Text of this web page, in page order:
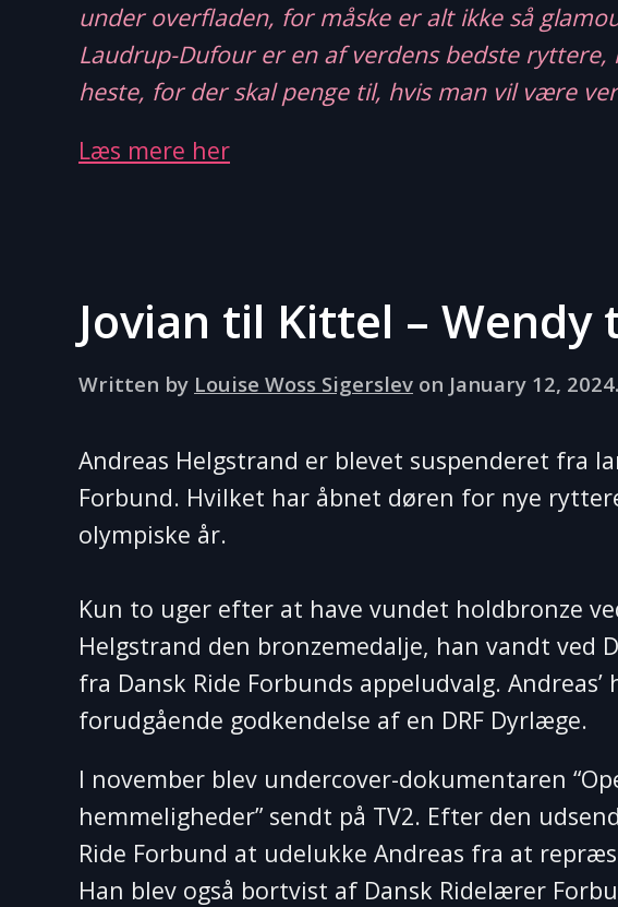
under overfladen, for måske er alt ikke så
Laudrup-Dufour er en af verdens bedste
heste, for der skal penge til, hvis man vil være
Læs mere her
Jovian til Kittel – Wendy
Written by Louise Woss Sigerslev on January 12, 2024
Andreas Helgstrand er blevet suspenderet fra
Forbund. Hvilket har åbnet døren for nye
olympiske år.
Kun to uger efter at have vundet holdbronze
Helgstrand den bronzemedalje, han vandt ved
fra Dansk Ride Forbunds appeludvalg.
forudgående godkendelse af en DRF Dyrlæge.
I november blev undercover-dokumentaren
hemmeligheder” sendt på TV2. Efter den
Ride Forbund at udelukke Andreas fra at
Han blev også bortvist af Dansk Ridelærer